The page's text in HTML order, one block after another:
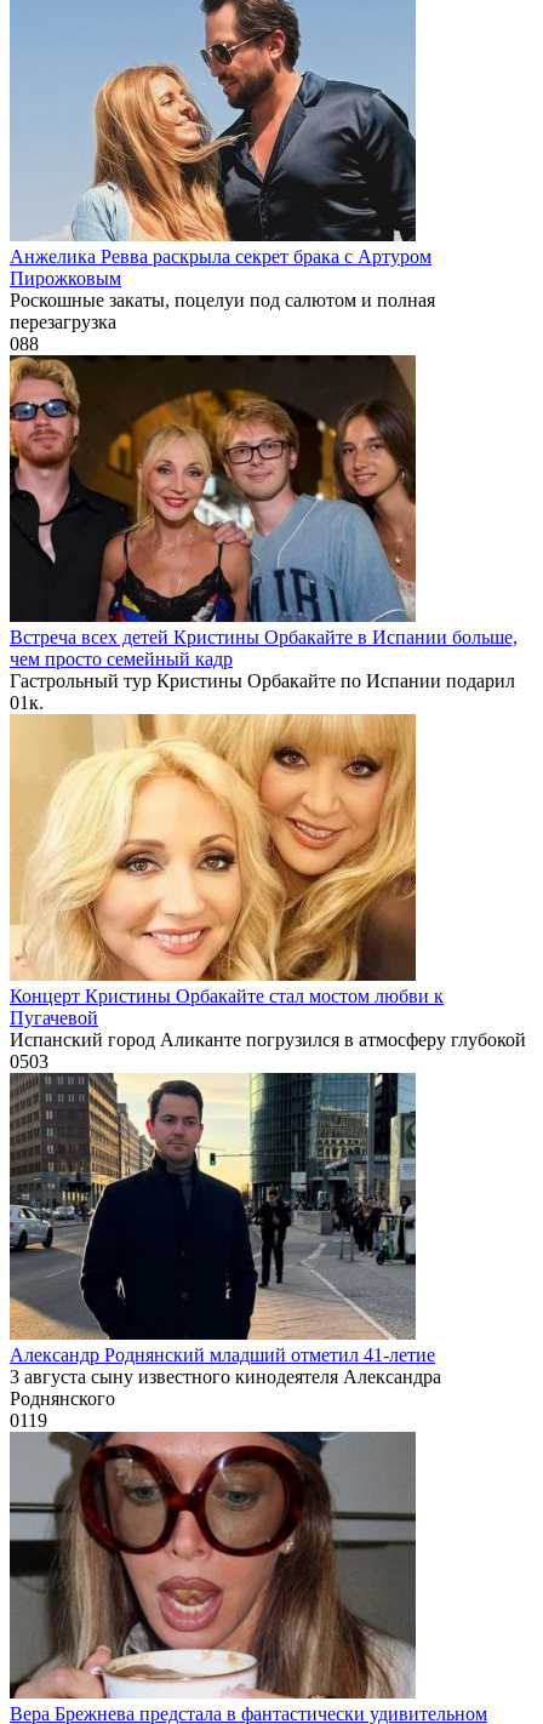
Анжелика Ревва раскрыла секрет брака с Артуром
Пирожковым
Роскошные закаты, поцелуи под салютом и полная
перезагрузка
088
Встреча всех детей Кристины Орбакайте в Испании больше,
чем просто семейный кадр
Гастрольный тур Кристины Орбакайте по Испании подарил
01к.
Концерт Кристины Орбакайте стал мостом любви к
Пугачевой
Испанский город Аликанте погрузился в атмосферу глубокой
0503
Александр Роднянский младший отметил 41-летие
3 августа сыну известного кинодеятеля Александра
Роднянского
0119
Вера Брежнева предстала в фантастически удивительном